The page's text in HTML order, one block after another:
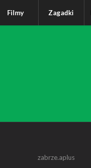
Filmy Zagadki
zabrze.aplus